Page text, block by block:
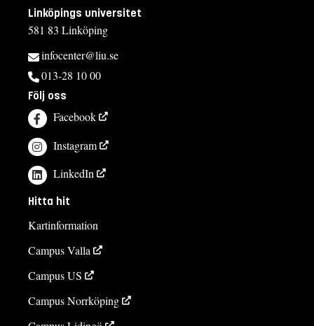
Linköpings universitet
581 83 Linköping
infocenter@liu.se
013-28 10 00
Följ oss
Facebook
Instagram
LinkedIn
Hitta hit
Kartinformation
Campus Valla
Campus US
Campus Norrköping